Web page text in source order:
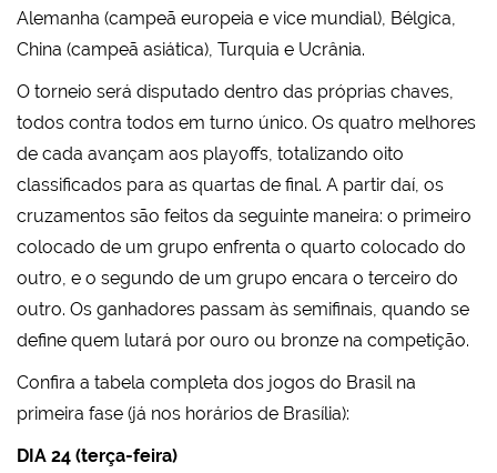
Alemanha (campeã europeia e vice mundial), Bélgica,
China (campeã asiática), Turquia e Ucrânia.
O torneio será disputado dentro das próprias chaves,
todos contra todos em turno único. Os quatro melhores
de cada avançam aos playoffs, totalizando oito
classificados para as quartas de final. A partir daí, os
cruzamentos são feitos da seguinte maneira: o primeiro
colocado de um grupo enfrenta o quarto colocado do
outro, e o segundo de um grupo encara o terceiro do
outro. Os ganhadores passam às semifinais, quando se
define quem lutará por ouro ou bronze na competição.
Confira a tabela completa dos jogos do Brasil na
primeira fase (já nos horários de Brasília):
DIA 24 (terça-feira)